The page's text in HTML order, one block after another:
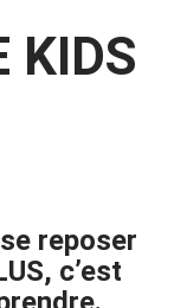
KIDS
reposer
c’est